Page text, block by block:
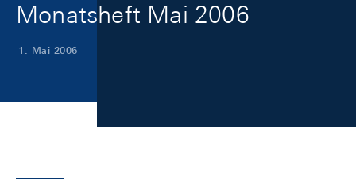
Monatsheft Mai 2006
1. Mai 2006